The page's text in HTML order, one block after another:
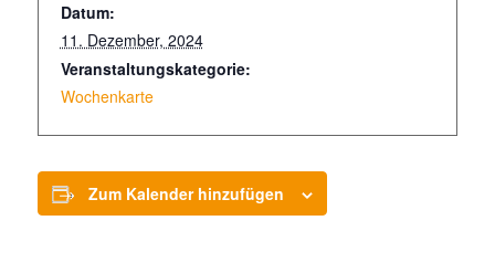
Datum:
11. Dezember, 2024
Veranstaltungskategorie:
Wochenkarte
Zum Kalender hinzufügen